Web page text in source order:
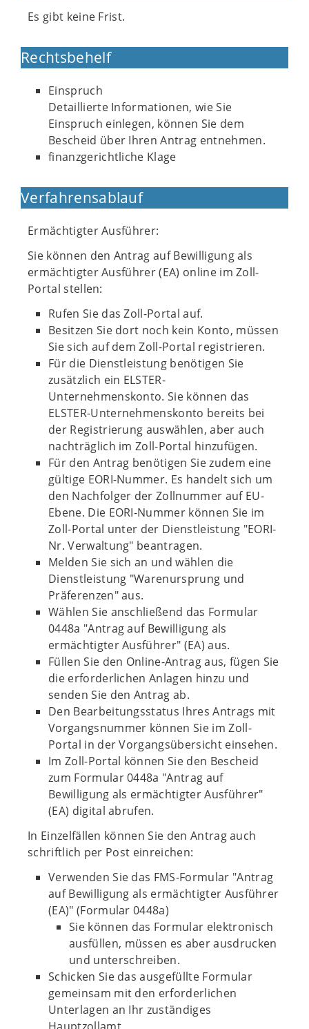
Es gibt keine Frist.
Rechtsbehelf
Einspruch
Detaillierte Informationen, wie Sie
Einspruch einlegen, können Sie dem
Bescheid über Ihren Antrag entnehmen.
finanzgerichtliche Klage
Verfahrensablauf
Ermächtigter Ausführer:
Sie können den Antrag auf Bewilligung als
ermächtigter Ausführer (EA) online im Zoll-
Portal stellen:
Rufen Sie das Zoll-Portal auf.
Besitzen Sie dort noch kein Konto, müssen
Sie sich auf dem Zoll-Portal registrieren.
Für die Dienstleistung benötigen Sie
zusätzlich ein ELSTER-
Unternehmenskonto. Sie können das
ELSTER-Unternehmenskonto bereits bei
der Registrierung auswählen, aber auch
nachträglich im Zoll-Portal hinzufügen.
Für den Antrag benötigen Sie zudem eine
gültige EORI-Nummer. Es handelt sich um
den Nachfolger der Zollnummer auf EU-
Ebene. Die EORI-Nummer können Sie im
Zoll-Portal unter der Dienstleistung "EORI-
Nr. Verwaltung" beantragen.
Melden Sie sich an und wählen die
Dienstleistung "Warenursprung und
Präferenzen" aus.
Wählen Sie anschließend das Formular
0448a "Antrag auf Bewilligung als
ermächtigter Ausführer" (EA) aus.
Füllen Sie den Online-Antrag aus, fügen Sie
die erforderlichen Anlagen hinzu und
senden Sie den Antrag ab.
Den Bearbeitungsstatus Ihres Antrags mit
Vorgangsnummer können Sie im Zoll-
Portal in der Vorgangsübersicht einsehen.
Im Zoll-Portal können Sie den Bescheid
zum Formular 0448a "Antrag auf
Bewilligung als ermächtigter Ausführer"
(EA) digital abrufen.
In Einzelfällen können Sie den Antrag auch
schriftlich per Post einreichen:
Verwenden Sie das FMS-Formular "Antrag
auf Bewilligung als ermächtigter Ausführer
(EA)" (Formular 0448a)
Sie können das Formular elektronisch
ausfüllen, müssen es aber ausdrucken
und unterschreiben.
Schicken Sie das ausgefüllte Formular
gemeinsam mit den erforderlichen
Unterlagen an Ihr zuständiges